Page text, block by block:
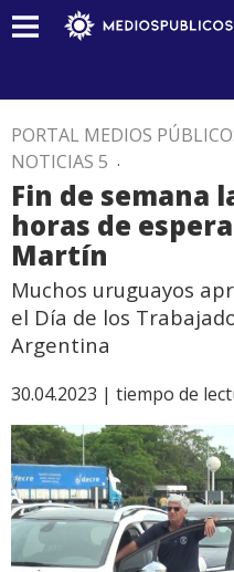
PORTAL MEDIOS
NOTICIAS 5 .
Fin de semana
horas de
Martín
Muchos uruguayos
el Día de los
Argentina
30.04.2023 | tiempo de